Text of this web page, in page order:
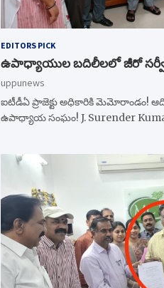
EDITORS PICK
ఉపాధ్యాయుల బదిలీలలో జీరో
uppunews
ఐటీడీఏ ప్రాజెక్టు అధికారికి మెమోరాండం!
ఉపాధ్యాయ సంఘం! J. Surender